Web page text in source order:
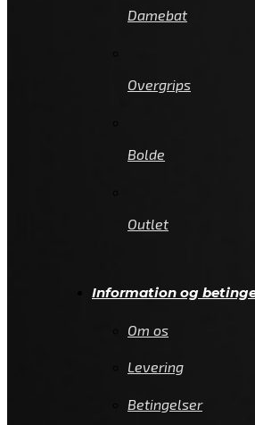
Damebat
Overgrips
Bolde
Outlet
Information og
Om os
Levering
Betingelser